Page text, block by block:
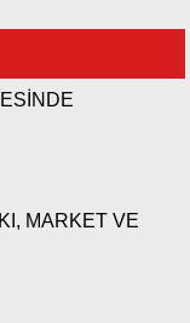
MARKET VE